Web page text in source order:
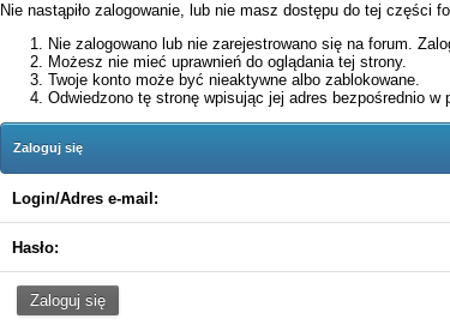
Nie nastąpiło zalogowanie, lub nie masz dostępu do tej części
Nie zalogowano lub nie zarejestrowano się na forum.
Możesz nie mieć uprawnień do oglądania tej strony.
Twoje konto może być nieaktywne albo zablokowane.
Odwiedzono tę stronę wpisując jej adres bezpośrednio
Zaloguj się
Login/Adres e-mail:
Hasło: